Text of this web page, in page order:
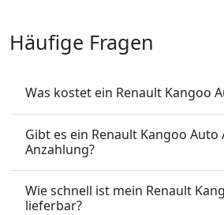
Häufige Fragen
Was kostet ein Renault Kangoo
Gibt es ein Renault Kangoo Auto
Anzahlung?
Wie schnell ist mein Renault
lieferbar?